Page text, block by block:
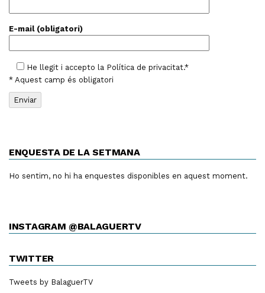
E-mail (obligatori)
He llegit i accepto la Política de privacitat.*
* Aquest camp és obligatori
ENQUESTA DE LA SETMANA
Ho sentim, no hi ha enquestes disponibles en aquest moment.
INSTAGRAM @BALAGUERTV
TWITTER
Tweets by BalaguerTV